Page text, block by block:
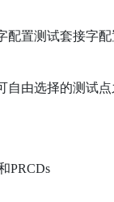
配置测试套接字
自由选择的测试
PRCDs